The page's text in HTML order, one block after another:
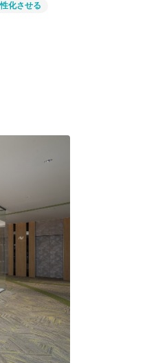
化させる